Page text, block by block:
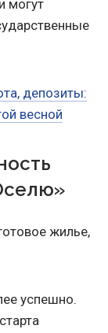
могут
депозиты:
весной
жилье,
успешно.